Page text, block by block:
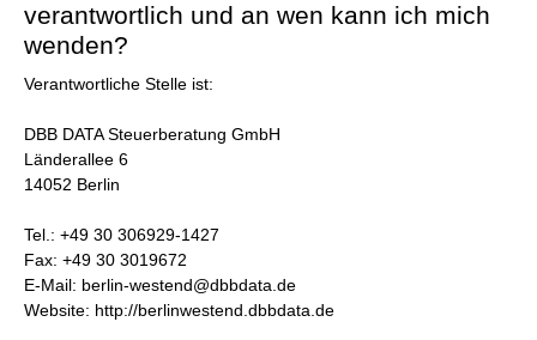
verantwortlich und an wen kann ich mich
wenden?
Verantwortliche Stelle ist:
DBB DATA Steuerberatung GmbH
Länderallee 6
14052 Berlin
Tel.: +49 30 306929-1427
Fax: +49 30 3019672
E-Mail: berlin-westend@dbbdata.de
Website: http://berlinwestend.dbbdata.de